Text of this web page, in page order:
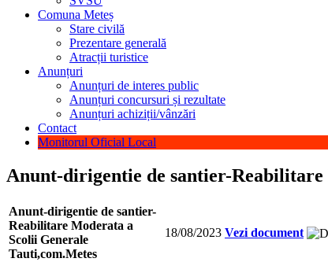
Comuna Meteș
Stare civilă
Prezentare generală
Atracții turistice
Anunțuri
Anunțuri de interes public
Anunțuri concursuri și rezultate
Anunțuri achiziții/vânzări
Contact
Monitorul Oficial Local
Anunt-dirigentie de santier-
Anunt-dirigentie de santier-
Reabilitare Moderata a
Scolii Generale
Tauti,com.Metes
18/08/2023 Vezi document